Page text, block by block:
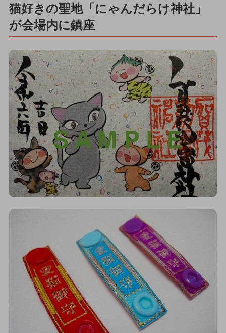
猫好きの聖地「にゃんだらけ神社」
が会場内に鎮座